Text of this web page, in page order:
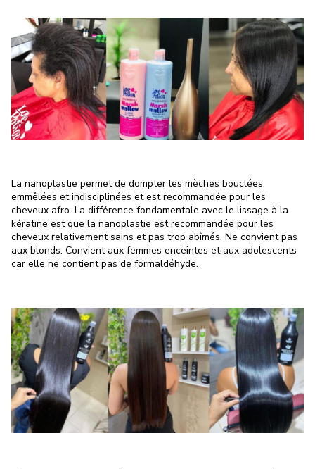
La nanoplastie permet de dompter les mèches bouclées,
emmêlées et indisciplinées et est recommandée pour les
cheveux afro. La différence fondamentale avec le lissage à la
kératine est que la nanoplastie est recommandée pour les
cheveux relativement sains et pas trop abîmés. Ne convient pas
aux blonds. Convient aux femmes enceintes et aux adolescents
car elle ne contient pas de formaldéhyde.